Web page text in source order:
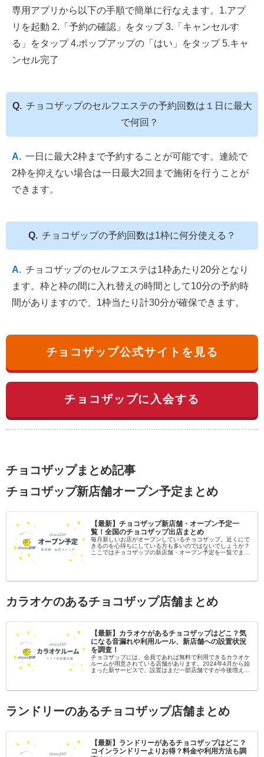
専用アプリから以下の手順で簡単に行なえます。1.アプ
リを起動 2.「予約の確認」をタップ 3.「キャンセルす
る」をタップ 4.ポップアップの「はい」をタップ 5.キャ
ンセル完了
チョコザップのセルフエステの予約回数は１日に最大
で何回？
一日に最大2枠まで予約することが可能です。連続で
2枠を抑えない場合は一日最大2回まで施術を行うことが
できます。
チョコザップの予約回数は1枠に何分使える？
チョコザップのセルフエステは1枠あたり20分となり
ます。枠と枠の間に入れ替えの時間として10分の予約時
間がありますので、1枠当たり計30分が確保できます。
チョコザップ公式サイトを見る
チョコザップに入会する
チョコザップまとめ記事
チョコザップ新店舗オープン予定まとめ
【最新】チョコザップ新店舗・オープン予定一
覧！全国のチョコザップ出店まとめ
毎月新しいお店がオープンしているチョコザップ。近くにで
きるのを心待ちにしている方も多いのではないでしょうか？
ここではチョコザップの新店舗・オープン予定を一覧でまと
カラオケのあるチョコザップ店舗まとめ
【最新】カラオケがあるチョコザップはどこ？気
になる音漏れや利用ルール、新店舗への設置状況
を調査！
チョコザップには、会員であれば無料で利用できるカラオケ
ルームが用意されている店舗があります。2024年4月から始
まった新サービスで、設置はまだ一部店舗ですが今後増えて
ランドリーのあるチョコザップ店舗まとめ
【最新】ランドリーがあるチョコザップはどこ？
コインランドリーよりお得？料金や利用方法も調